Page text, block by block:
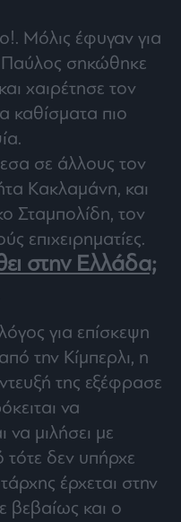
Μόλις έφυγαν για
Παύλος σηκώθηκε
χαιρέτησε τον
καθίσματα πιο
σε άλλους τον
Κακλαμάνη, και
Σταμπολίδη, τον
επιχειρηματίες.
στην Ελλάδα;
για επίσκεψη
την Κίμπερλι, η
της εξέφρασε
να
να μιλήσει με
δεν υπήρχε
έρχεται στην
βεβαίως και ο